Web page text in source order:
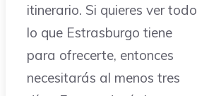
itinerario. Si quieres ver todo
lo que Estrasburgo tiene
para ofrecerte, entonces
necesitarás al menos tres